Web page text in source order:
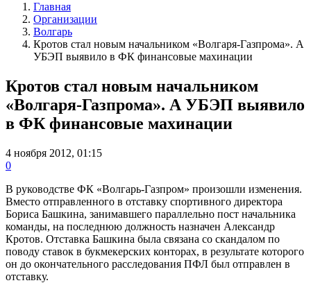
Главная
Организации
Волгарь
Кротов стал новым начальником «Волгаря-Газпрома». А
УБЭП выявило в ФК финансовые махинации
Кротов стал новым начальником
«Волгаря-Газпрома». А УБЭП выявило
в ФК финансовые махинации
4 ноября 2012, 01:15
0
В руководстве ФК «Волгарь-Газпром» произошли изменения.
Вместо отправленного в отставку спортивного директора
Бориса Башкина, занимавшего параллельно пост начальника
команды, на последнюю должность назначен Александр
Кротов. Отставка Башкина была связана со скандалом по
поводу ставок в букмекерских конторах, в результате которого
он до окончательного расследования ПФЛ был отправлен в
отставку.